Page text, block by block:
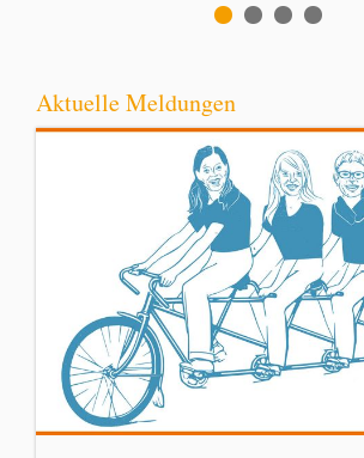
Aktuelle Meldungen